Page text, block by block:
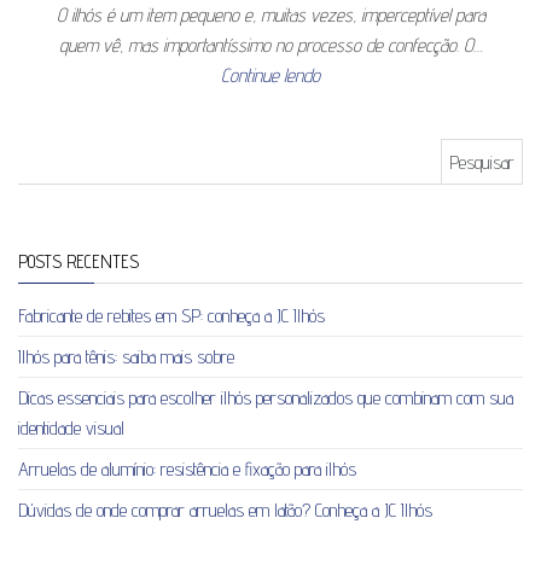
O ilhós é um item pequeno e, muitas vezes, imperceptível para
quem vê, mas importantíssimo no processo de confecção. O…
Continue lendo
POSTS RECENTES
Fabricante de rebites em SP: conheça a JC Ilhós
Ilhós para tênis: saiba mais sobre
Dicas essenciais para escolher ilhós personalizados que combinam com sua
identidade visual
Arruelas de alumínio: resistência e fixação para ilhós
Dúvidas de onde comprar arruelas em latão? Conheça a JC Ilhós